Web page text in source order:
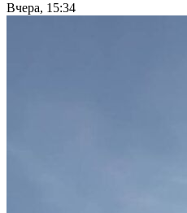
Вчера, 15:34